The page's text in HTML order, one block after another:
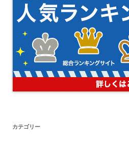
カテゴリー